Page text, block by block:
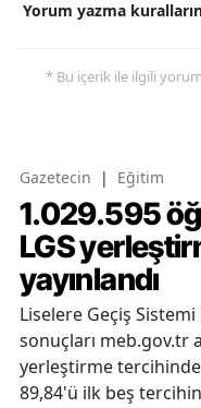
Yorum yazma
* Bu içerik ile ilgili
Gazetecin | Eğitim
1.029.595
LGS
yayınlandı
Liselere Geçiş
sonuçları meb.gov.tr
yerleştirme
89,84'ü ilk beş